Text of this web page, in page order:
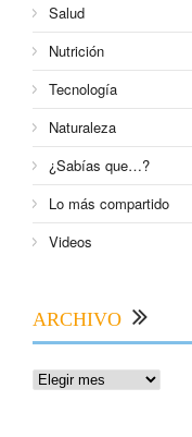
Salud
Nutrición
Tecnología
Naturaleza
¿Sabías que…?
Lo más compartido
Videos
ARCHIVO